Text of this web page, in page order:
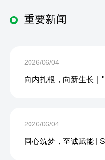
重要新闻
2026/06/04
2026/06/04